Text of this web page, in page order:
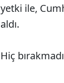
yetki ile,
aldı.
Hiç